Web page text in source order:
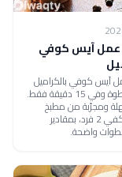
عمل آيس كوفي
آيس كوفي بالكراميل
خطوة بخطوة وفي 15 دقيقة فقط.
ومجرّبة من مطبخ
دلوقتي تكفي 2 فرد، بمقادير
واضحة.